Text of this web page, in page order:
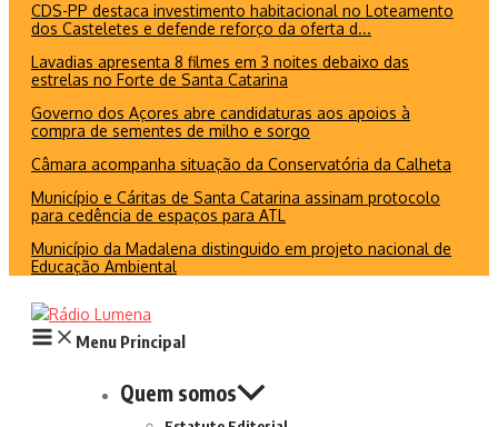
CDS-PP destaca investimento habitacional no Loteamento
dos Casteletes e defende reforço da oferta d...
Lavadias apresenta 8 filmes em 3 noites debaixo das
estrelas no Forte de Santa Catarina
Governo dos Açores abre candidaturas aos apoios à
compra de sementes de milho e sorgo
Câmara acompanha situação da Conservatória da Calheta
Município e Cáritas de Santa Catarina assinam protocolo
para cedência de espaços para ATL
Município da Madalena distinguido em projeto nacional de
Educação Ambiental
Menu Principal
Quem somos